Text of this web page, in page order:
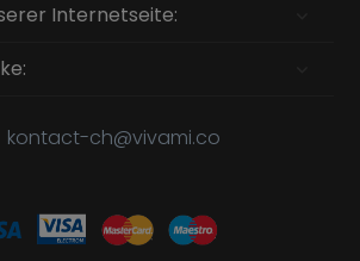
Internetseite:
kontact-ch@vivami.co